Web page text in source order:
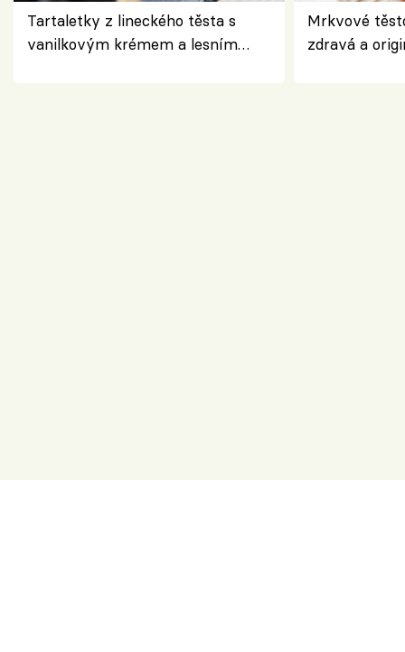
Tartaletky z lineckého těsta s
vanilkovým krémem a lesním
Mrkvové
zdravá a